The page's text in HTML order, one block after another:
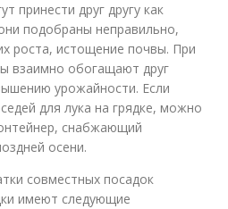
принести друг другу как
подобраны неправильно,
роста, истощение почвы. При
взаимно обогащают друг
урожайности. Если
для лука на грядке, можно
снабжающий
осени.
совместных посадок
имеют следующие